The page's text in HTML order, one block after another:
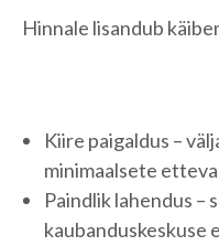
Hinnale lisandub
Kiire paigaldus –
minimaalsete
Paindlik lahendus –
kaubanduskeskuse